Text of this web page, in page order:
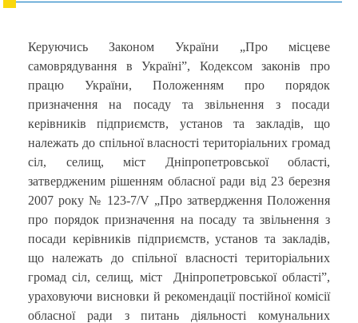
Керуючись Законом України „Про місцеве
самоврядування в Україні”, Кодексом законів про
працю України, Положенням про порядок
призначення на посаду та звільнення з посади
керівників підприємств, установ та закладів, що
належать до спільної власності територіальних громад
сіл, селищ, міст Дніпропетровської області,
затвердженим рішенням обласної ради від 23 березня
2007 року № 123-7/V „Про затвердження Положення
про порядок призначення на посаду та звільнення з
посади керівників підприємств, установ та закладів,
що належать до спільної власності територіальних
громад сіл, селищ, міст Дніпропетровської області”,
ураховуючи висновки й рекомендації постійної комісії
обласної ради з питань діяльності комунальних